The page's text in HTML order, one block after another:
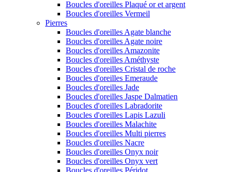
Boucles d'oreilles Plaqué or et argent
Boucles d'oreilles Vermeil
Pierres
Boucles d'oreilles Agate blanche
Boucles d'oreilles Agate noire
Boucles d'oreilles Amazonite
Boucles d'oreilles Améthyste
Boucles d'oreilles Cristal de roche
Boucles d'oreilles Emeraude
Boucles d'oreilles Jade
Boucles d'oreilles Jaspe Dalmatien
Boucles d'oreilles Labradorite
Boucles d'oreilles Lapis Lazuli
Boucles d'oreilles Malachite
Boucles d'oreilles Multi pierres
Boucles d'oreilles Nacre
Boucles d'oreilles Onyx noir
Boucles d'oreilles Onyx vert
Boucles d'oreilles Péridot